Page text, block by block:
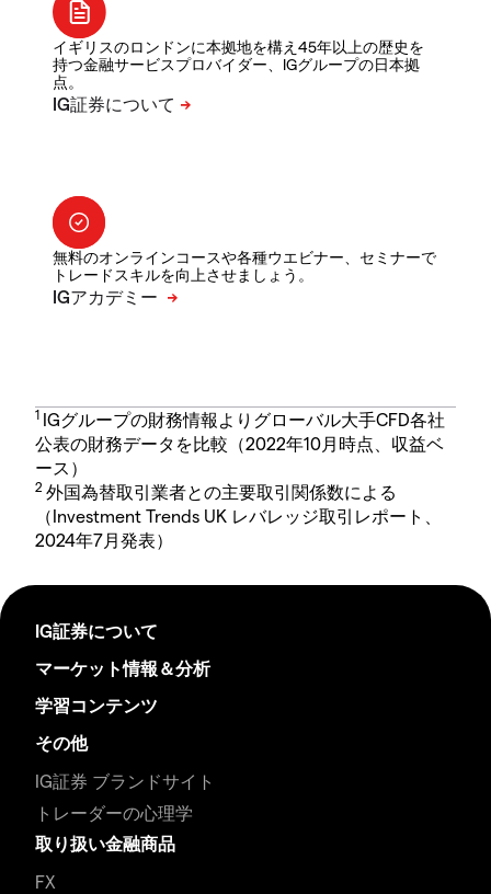
イギリスのロンドンに本拠地を構え45年以上の歴史を
持つ金融サービスプロバイダー、IGグループの日本拠
点。
無料のオンラインコースや各種ウエビナー、セミナーで
トレードスキルを向上させましょう。
1 IGグループの財務情報よりグローバル大手CFD各社
公表の財務データを比較（2022年10月時点、収益ベ
ース）
2 外国為替取引業者との主要取引関係数による
（Investment Trends UK レバレッジ取引レポート、
2024年7月発表）
IG証券について
マーケット情報＆分析
学習コンテンツ
その他
IG証券 ブランドサイト
トレーダーの心理学
取り扱い金融商品
FX